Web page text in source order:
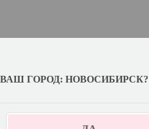
ВАШ ГОРОД: НОВОСИБИРСК?